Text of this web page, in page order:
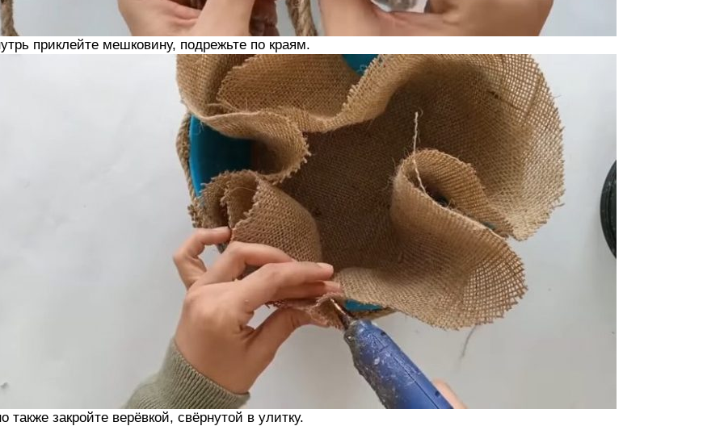
приклейте мешковину, подрежьте по краям.
также закройте верёвкой, свёрнутой в улитку.